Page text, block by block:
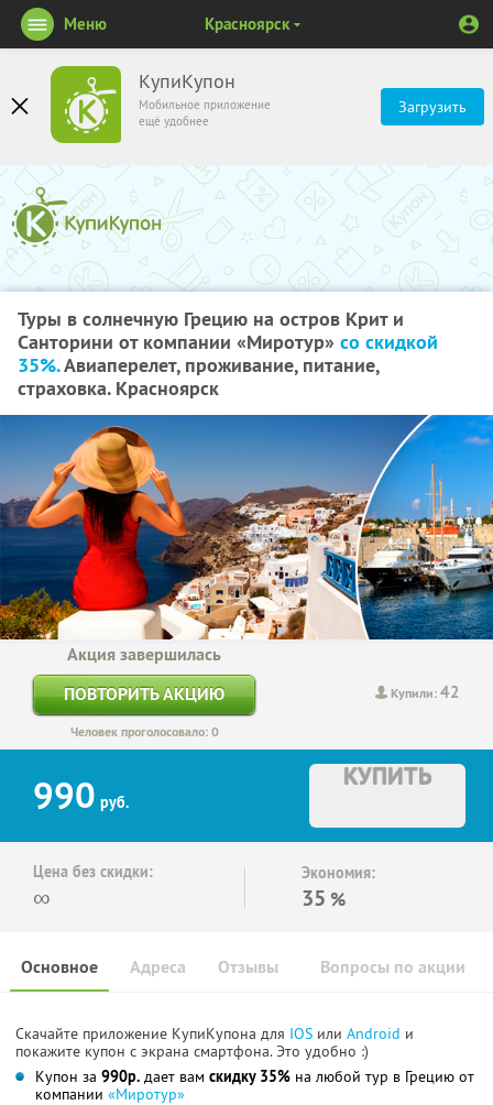
КупиКупон
Мобильное приложение
ещё удобнее
Загрузить
Меню Красноярск
Туры в солнечную Грецию на остров Крит и
Санторини от компании «Миротур» со скидкой
35%.Авиаперелет, проживание, питание,
страховка. Красноярск
Купили:42
Акция завершилась
ПОВТОРИТЬ АКЦИЮ
Человек проголосовало: 0
990 руб.
КУПИТЬ
Цена без скидки:
∞
Экономия:
35 %
Основное Отзывы Вопросы по акции
Адреса
Скачайте приложение КупиКупона для IOS или Android и
покажите купон с экрана смартфона. Это удобно :)
Купон за 990р. дает вам скидку 35% на любой тур в Грецию от
компании «Миротур»